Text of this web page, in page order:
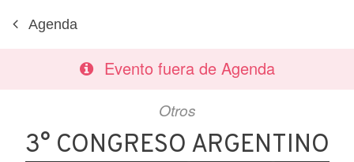
Agenda
Evento fuera de Agenda
Otros
3° CONGRESO ARGENTINO